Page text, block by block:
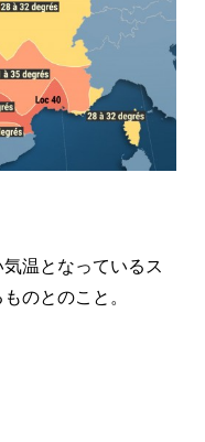
温となっているス
のとのこと。